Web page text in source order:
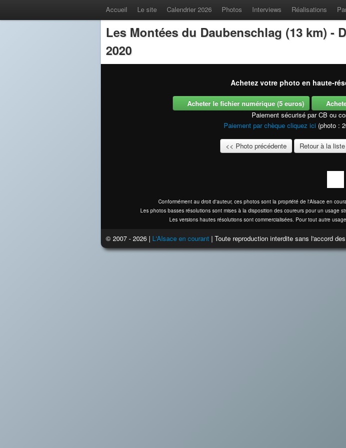
Accueil Le site Calendrier 2026 Photos Interviews Réalisations
Les Montées du Daubenschlag (13 km) -
2020
Achetez votre photo en haute-
Acheter le fichier numérique (5 euros)
Paiement sécurisé par CB ou
Paiement par chèque cliquez ici (photo :
<< Photo précédente Retour à la
Conformément au droit d'auteur, ces photos sont la propriété de l'Alsace en
Les photos basses résolutions sont mises à la disposition des coureurs pour un usage
Les versions hautes résolutions sont commercialisées. Pour tout autre
© 2007 - 2026 | L'Alsace en courant | Toute reproduction interdite sans l'accord